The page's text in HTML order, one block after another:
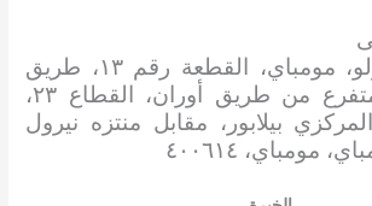
مستشفيات أبولو، مومباي، القطعة رقم ١٣، طريق
بارسيك هيل، متفرع من طريق أوران، القطاع ٢٣،
بيلابور، مقابل منتزه نيرول
مومباي، ٤٠٠٦١٤